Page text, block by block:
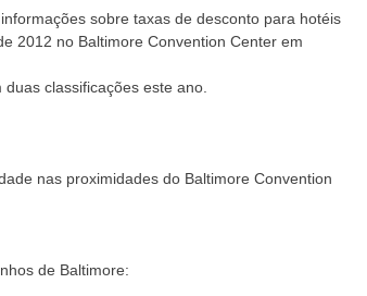
sobre taxas de desconto para hotéis
2012 no Baltimore Convention Center em
classificações este ano.
nas proximidades do Baltimore Convention
de Baltimore: